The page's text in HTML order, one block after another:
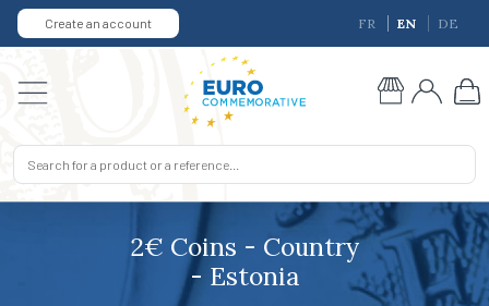
Create an account FR EN DE
2€ Coins - Country
- Estonia